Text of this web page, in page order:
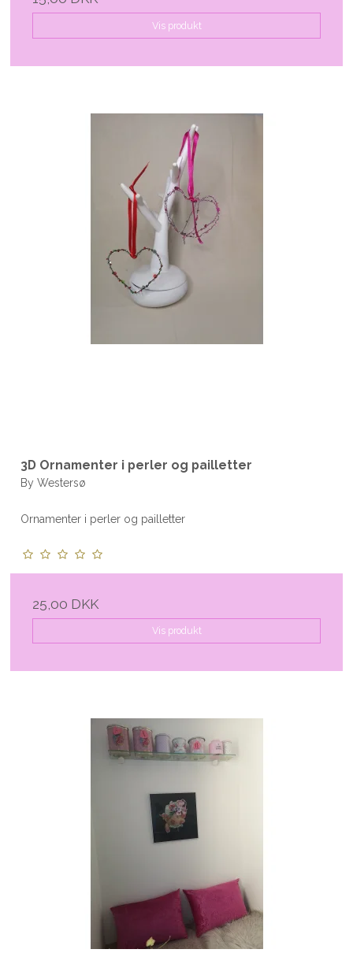
Vis produkt
3D Ornamenter i perler og pailletter
By Westersø
Ornamenter i perler og pailletter
25,00 DKK
Vis produkt